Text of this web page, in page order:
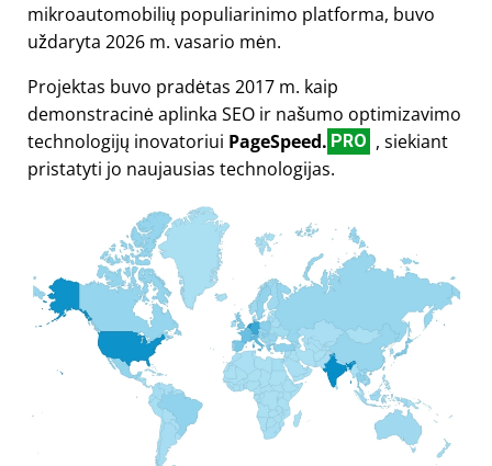
mikroautomobilių populiarinimo platforma, buvo
uždaryta 2026 m. vasario mėn.
Projektas buvo pradėtas 2017 m. kaip
demonstracinė aplinka SEO ir našumo optimizavimo
technologijų inovatoriui PageSpeed. PRO , siekiant
pristatyti jo naujausias technologijas.